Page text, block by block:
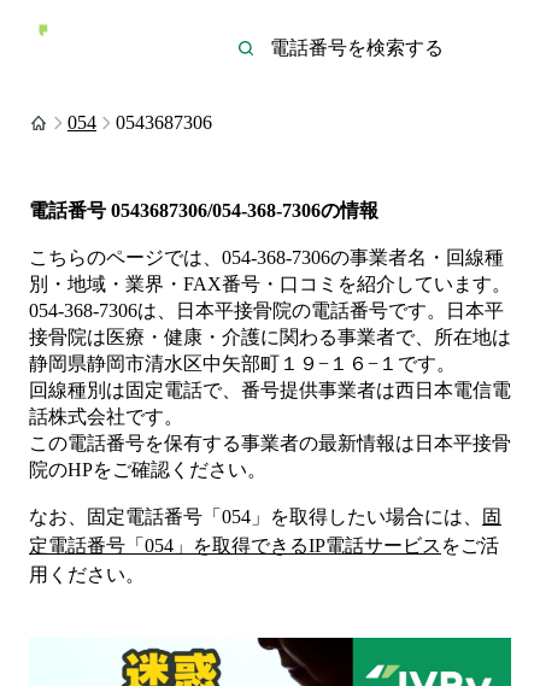
054 0543687306
電話番号 0543687306/054-368-7306の情報
こちらのページでは、 054-368-7306の事業者名・回線種
別・地域・業界・FAX番号・口コミを紹介しています。
054-368-7306は、 日本平接骨院の電話番号です。
日本平
接骨院は医療・健康・介護に関わる事業者で、所在地は
静岡県静岡市清水区中矢部町１９−１６−１ です。
回線種別は固定電話で、番号提供事業者は西日本電信電
話株式会社です。
この電話番号を保有する事業者の最新情報は 日本平接骨
院のHPをご確認ください。
なお、固定電話番号「 054 」を取得したい場合には、
固
定電話番号「 054 」を取得できるIP電話サービス をご活
用ください。